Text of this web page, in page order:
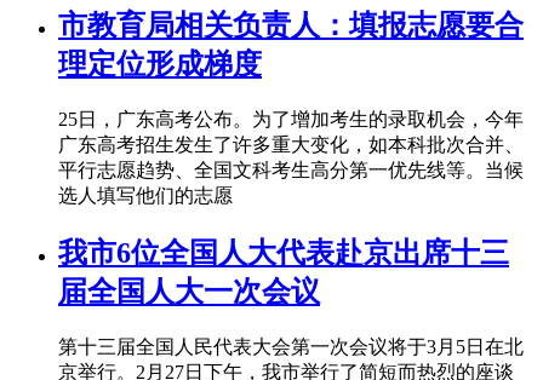
市教育局相关负责人：填报志愿要合
理定位形成梯度
25日，广东高考公布。为了增加考生的录取机会，今年
广东高考招生发生了许多重大变化，如本科批次合并、
平行志愿趋势、全国文科考生高分第一优先线等。当候
选人填写他们的志愿
我市6位全国人大代表赴京出席十三
届全国人大一次会议
第十三届全国人民代表大会第一次会议将于3月5日在北
京举行。2月27日下午，我市举行了简短而热烈的座谈